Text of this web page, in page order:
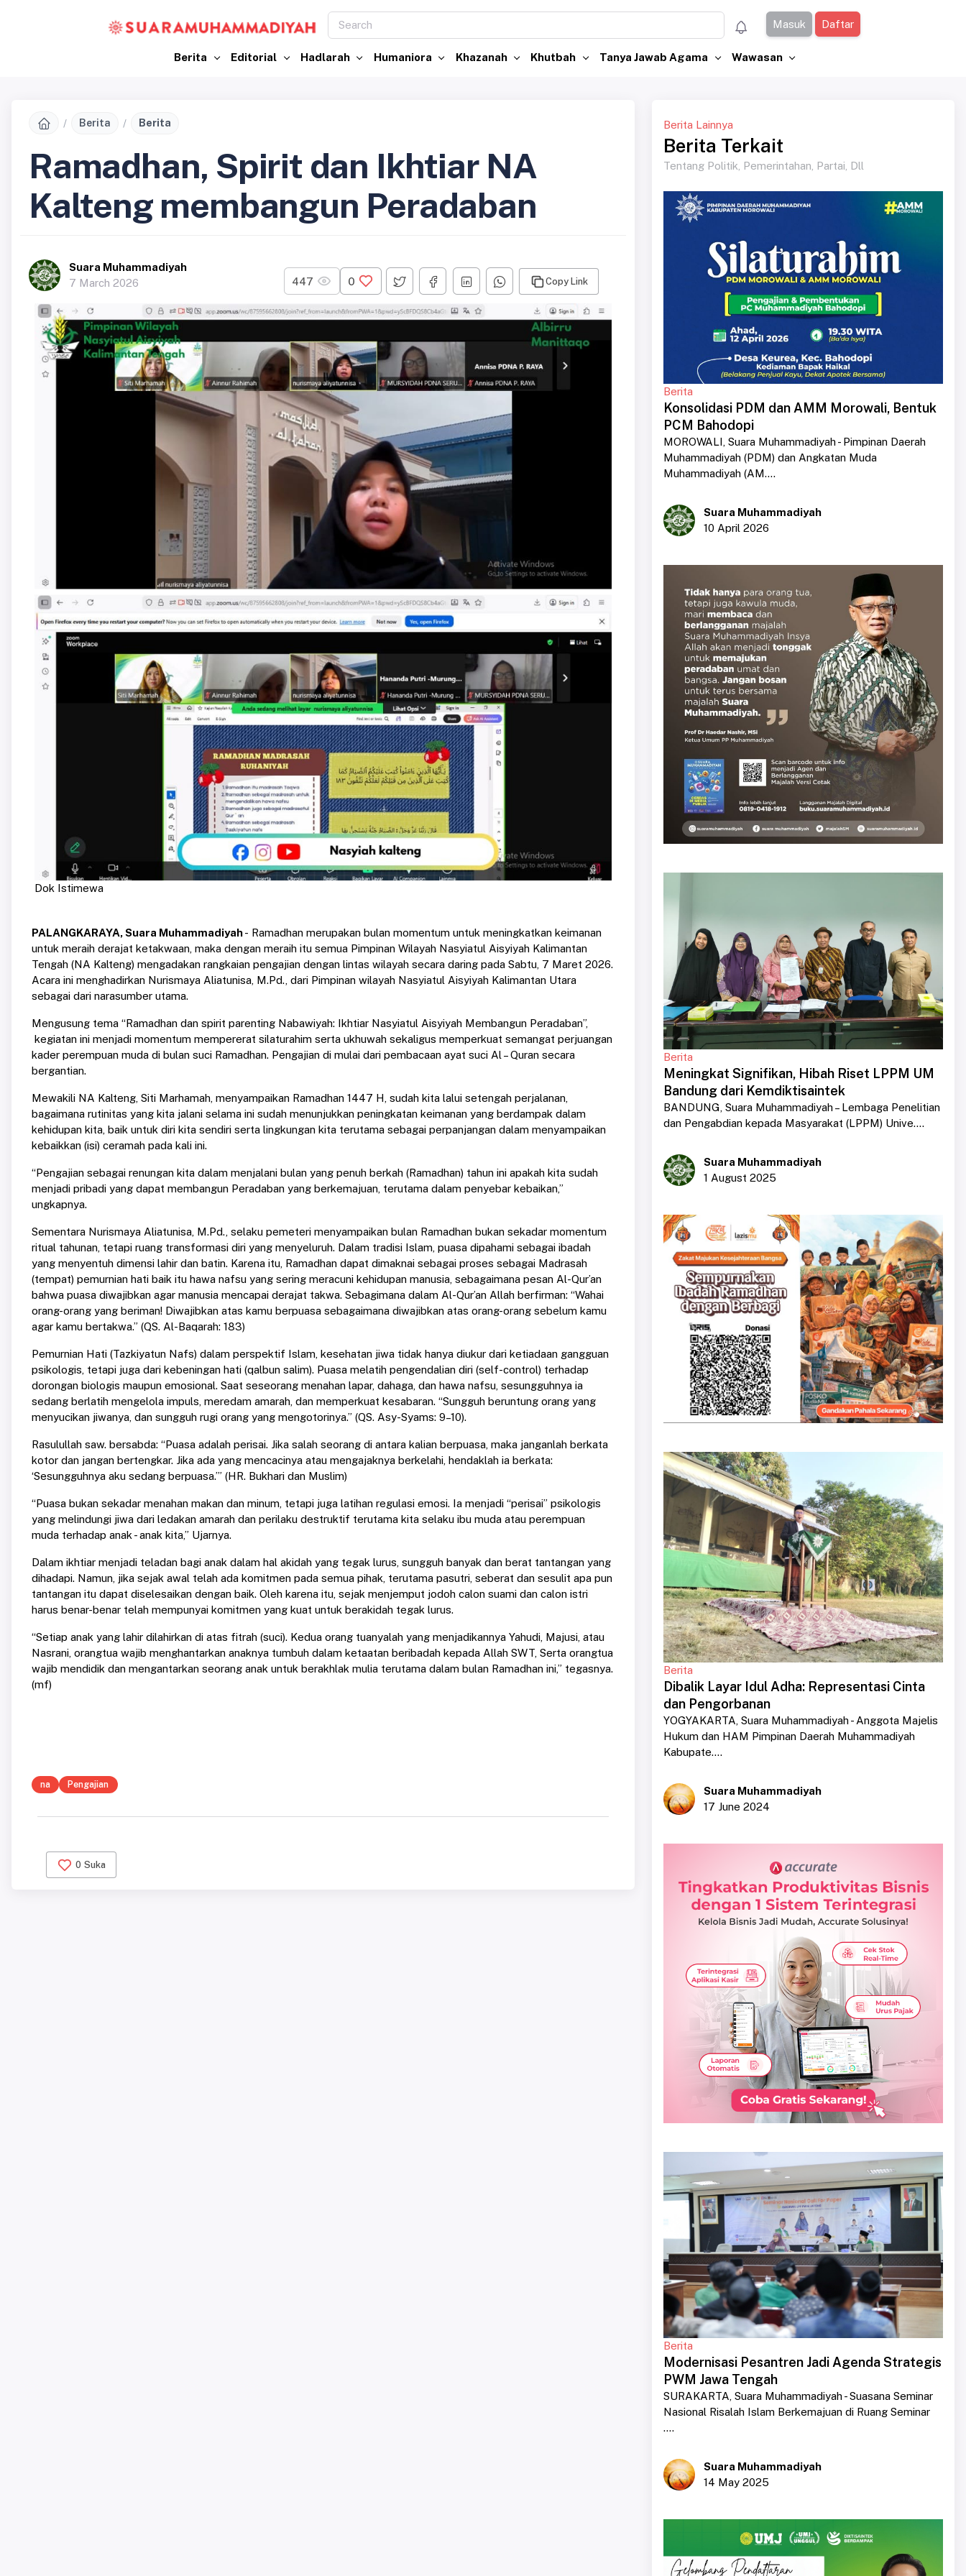
Masuk Daftar
Berita Editorial Hadlarah Humaniora Khazanah Khutbah Tanya Jawab Agama Wawasan
Berita Berita
Ramadhan, Spirit dan Ikhtiar NA
Kalteng membangun Peradaban
Suara Muhammadiyah
7 March 2026
447 0 Copy Link
Dok Istimewa
PALANGKARAYA, Suara Muhammadiyah- Ramadhan merupakan bulan momentum untuk meningkatkan keimanan
untuk meraih derajat ketakwaan, maka dengan meraih itu semua Pimpinan Wilayah Nasyiatul Aisyiyah Kalimantan
Tengah (NA Kalteng) mengadakan rangkaian pengajian dengan lintas wilayah secara daring pada Sabtu, 7 Maret 2026.
Acara ini menghadirkan Nurismaya Aliatunisa, M.Pd., dari Pimpinan wilayah Nasyiatul Aisyiyah Kalimantan Utara
sebagai dari narasumber utama.
Mengusung tema “Ramadhan dan spirit parenting Nabawiyah: Ikhtiar Nasyiatul Aisyiyah Membangun Peradaban”,
kegiatan ini menjadi momentum mempererat silaturahim serta ukhuwah sekaligus memperkuat semangat perjuangan
kader perempuan muda di bulan suci Ramadhan. Pengajian di mulai dari pembacaan ayat suci Al – Quran secara
bergantian.
Mewakili NA Kalteng, Siti Marhamah, menyampaikan Ramadhan 1447 H, sudah kita lalui setengah perjalanan,
bagaimana rutinitas yang kita jalani selama ini sudah menunjukkan peningkatan keimanan yang berdampak dalam
kehidupan kita, baik untuk diri kita sendiri serta lingkungan kita terutama sebagai perpanjangan dalam menyampaikan
kebaikkan (isi) ceramah pada kali ini.
“Pengajian sebagai renungan kita dalam menjalani bulan yang penuh berkah (Ramadhan) tahun ini apakah kita sudah
menjadi pribadi yang dapat membangun Peradaban yang berkemajuan, terutama dalam penyebar kebaikan,”
ungkapnya.
Sementara Nurismaya Aliatunisa, M.Pd., selaku pemeteri menyampaikan bulan Ramadhan bukan sekadar momentum
ritual tahunan, tetapi ruang transformasi diri yang menyeluruh. Dalam tradisi Islam, puasa dipahami sebagai ibadah
yang menyentuh dimensi lahir dan batin. Karena itu, Ramadhan dapat dimaknai sebagai proses sebagai Madrasah
(tempat) pemurnian hati baik itu hawa nafsu yang sering meracuni kehidupan manusia, sebagaimana pesan Al-Qur’an
bahwa puasa diwajibkan agar manusia mencapai derajat takwa. Sebagimana dalam Al-Qur’an Allah berfirman: “Wahai
orang-orang yang beriman! Diwajibkan atas kamu berpuasa sebagaimana diwajibkan atas orang-orang sebelum kamu
agar kamu bertakwa.” (QS. Al-Baqarah: 183)
Pemurnian Hati (Tazkiyatun Nafs) dalam perspektif Islam, kesehatan jiwa tidak hanya diukur dari ketiadaan gangguan
psikologis, tetapi juga dari kebeningan hati (qalbun salim). Puasa melatih pengendalian diri (self-control) terhadap
dorongan biologis maupun emosional. Saat seseorang menahan lapar, dahaga, dan hawa nafsu, sesungguhnya ia
sedang berlatih mengelola impuls, meredam amarah, dan memperkuat kesabaran. “Sungguh beruntung orang yang
menyucikan jiwanya, dan sungguh rugi orang yang mengotorinya.” (QS. Asy-Syams: 9–10).
Rasulullah saw. bersabda: “Puasa adalah perisai. Jika salah seorang di antara kalian berpuasa, maka janganlah berkata
kotor dan jangan bertengkar. Jika ada yang mencacinya atau mengajaknya berkelahi, hendaklah ia berkata:
‘Sesungguhnya aku sedang berpuasa.’” (HR. Bukhari dan Muslim)
“Puasa bukan sekadar menahan makan dan minum, tetapi juga latihan regulasi emosi. Ia menjadi “perisai” psikologis
yang melindungi jiwa dari ledakan amarah dan perilaku destruktif terutama kita selaku ibu muda atau perempuan
muda terhadap anak - anak kita,” Ujarnya.
Dalam ikhtiar menjadi teladan bagi anak dalam hal akidah yang tegak lurus, sungguh banyak dan berat tantangan yang
dihadapi. Namun, jika sejak awal telah ada komitmen pada semua pihak, terutama pasutri, seberat dan sesulit apa pun
tantangan itu dapat diselesaikan dengan baik. Oleh karena itu, sejak menjemput jodoh calon suami dan calon istri
harus benar-benar telah mempunyai komitmen yang kuat untuk berakidah tegak lurus.
“Setiap anak yang lahir dilahirkan di atas fitrah (suci). Kedua orang tuanyalah yang menjadikannya Yahudi, Majusi, atau
Nasrani, orangtua wajib menghantarkan anaknya tumbuh dalam ketaatan beribadah kepada Allah SWT, Serta orangtua
wajib mendidik dan mengantarkan seorang anak untuk berakhlak mulia terutama dalam bulan Ramadhan ini,” tegasnya.
(mf)
na Pengajian
0 Suka
Berita Lainnya
Berita Terkait
Tentang Politik, Pemerintahan, Partai, Dll
Berita
Konsolidasi PDM dan AMM Morowali, Bentuk
PCM Bahodopi
MOROWALI, Suara Muhammadiyah - Pimpinan Daerah
Muhammadiyah (PDM) dan Angkatan Muda
Muhammadiyah (AM....
Suara Muhammadiyah
10 April 2026
Berita
Meningkat Signifikan, Hibah Riset LPPM UM
Bandung dari Kemdiktisaintek
BANDUNG, Suara Muhammadiyah – Lembaga Penelitian
dan Pengabdian kepada Masyarakat (LPPM) Unive....
Suara Muhammadiyah
1 August 2025
Berita
Dibalik Layar Idul Adha: Representasi Cinta
dan Pengorbanan
YOGYAKARTA, Suara Muhammadiyah - Anggota Majelis
Hukum dan HAM Pimpinan Daerah Muhammadiyah
Kabupate....
Suara Muhammadiyah
17 June 2024
Berita
Modernisasi Pesantren Jadi Agenda Strategis
PWM Jawa Tengah
SURAKARTA, Suara Muhammadiyah - Suasana Seminar
Nasional Risalah Islam Berkemajuan di Ruang Seminar
....
Suara Muhammadiyah
14 May 2025